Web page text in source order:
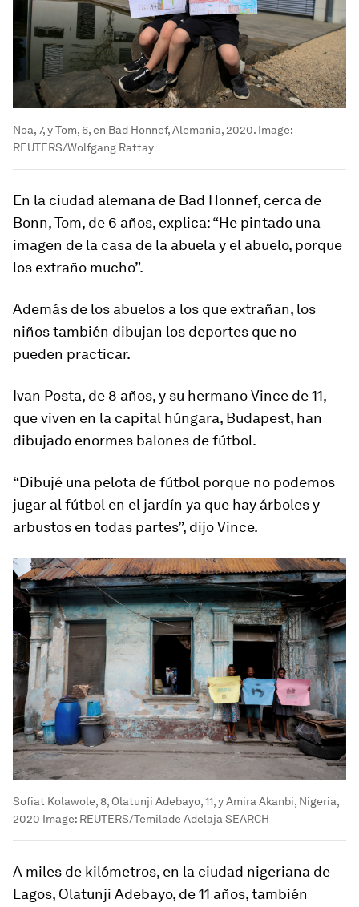
Noa, 7, y Tom, 6, en Bad Honnef, Alemania, 2020. Image:
REUTERS/Wolfgang Rattay
En la ciudad alemana de Bad Honnef, cerca de
Bonn, Tom, de 6 años, explica: “He pintado una
imagen de la casa de la abuela y el abuelo, porque
los extraño mucho”.
Además de los abuelos a los que extrañan, los
niños también dibujan los deportes que no
pueden practicar.
Ivan Posta, de 8 años, y su hermano Vince de 11,
que viven en la capital húngara, Budapest, han
dibujado enormes balones de fútbol.
“Dibujé una pelota de fútbol porque no podemos
jugar al fútbol en el jardín ya que hay árboles y
arbustos en todas partes”, dijo Vince.
Sofiat Kolawole, 8, Olatunji Adebayo, 11, y Amira Akanbi, Nigeria,
2020 Image: REUTERS/Temilade Adelaja SEARCH
A miles de kilómetros, en la ciudad nigeriana de
Lagos, Olatunji Adebayo, de 11 años, también